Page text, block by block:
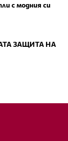
с модния си
ЗАЩИТА НА